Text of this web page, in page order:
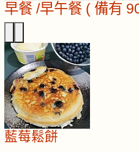
早餐 /早午餐 ( 備有
藍莓鬆餅